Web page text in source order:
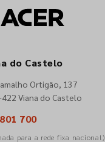
do Castelo
Ortigão, 137
Viana do Castelo
700
para a rede fixa nacional)